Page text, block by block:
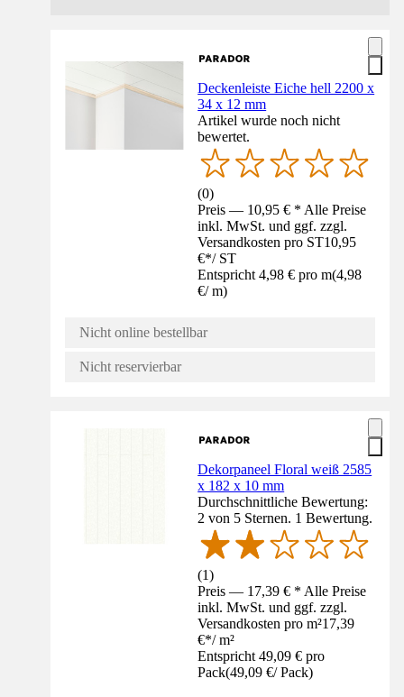
Deckenleiste Eiche hell 2200 x
34 x 12 mm
Artikel wurde noch nicht
bewertet.
(0)
Preis — 10,95 € * Alle Preise
inkl. MwSt. und ggf. zzgl.
Versandkosten pro ST10,95
€*/ ST
Entspricht 4,98 € pro m(4,98
€/ m)
Nicht online bestellbar
Nicht reservierbar
Dekorpaneel Floral weiß 2585
x 182 x 10 mm
Durchschnittliche Bewertung:
2 von 5 Sternen. 1 Bewertung.
(1)
Preis — 17,39 € * Alle Preise
inkl. MwSt. und ggf. zzgl.
Versandkosten pro m²17,39
€*/ m²
Entspricht 49,09 € pro
Pack(49,09 €/ Pack)